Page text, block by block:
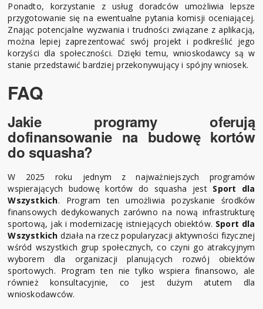
Ponadto, korzystanie z usług doradców umożliwia lepsze
przygotowanie się na ewentualne pytania komisji oceniającej.
Znając potencjalne wyzwania i trudności związane z aplikacją,
można lepiej zaprezentować swój projekt i podkreślić jego
korzyści dla społeczności. Dzięki temu, wnioskodawcy są w
stanie przedstawić bardziej przekonywujący i spójny wniosek.
FAQ
Jakie programy oferują
dofinansowanie na budowę kortów
do squasha?
W 2025 roku jednym z najważniejszych programów
wspierających budowę kortów do squasha jest Sport dla
Wszystkich. Program ten umożliwia pozyskanie środków
finansowych dedykowanych zarówno na nową infrastrukturę
sportową, jak i modernizację istniejących obiektów. Sport dla
Wszystkich działa na rzecz popularyzacji aktywności fizycznej
wśród wszystkich grup społecznych, co czyni go atrakcyjnym
wyborem dla organizacji planujących rozwój obiektów
sportowych. Program ten nie tylko wspiera finansowo, ale
również konsultacyjnie, co jest dużym atutem dla
wnioskodawców.